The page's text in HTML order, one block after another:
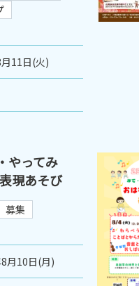
11日(火)
やってみ
現あそび
募集
月10日(月)